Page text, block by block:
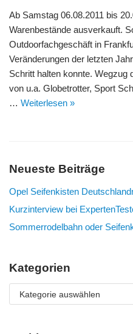
Ab Samstag 06.08.2011 bis
Warenbestände ausverkauft.
Outdoorfachgeschäft in
Veränderungen der letzten
Schritt halten konnte. Wegzug
von u.a. Globetrotter, Sport
… Weiterlesen »
Neueste Beiträge
Opel Seifenkisten
Kurzinterview bei
Sommerrodelbahn oder
Kategorien